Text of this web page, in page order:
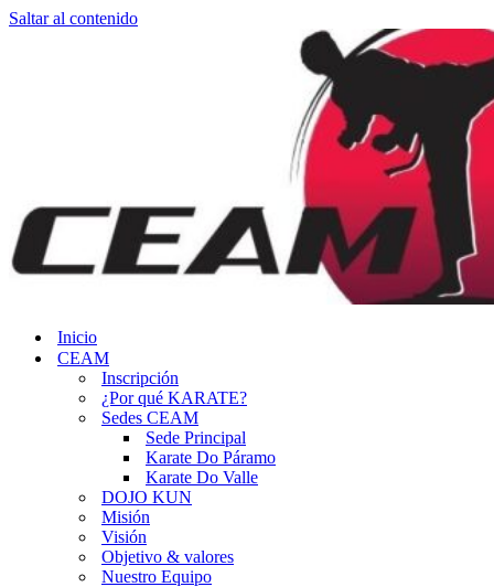
Saltar al contenido
Inicio
CEAM
Inscripción
¿Por qué KARATE?
Sedes CEAM
Sede Principal
Karate Do Páramo
Karate Do Valle
DOJO KUN
Misión
Visión
Objetivo & valores
Nuestro Equipo